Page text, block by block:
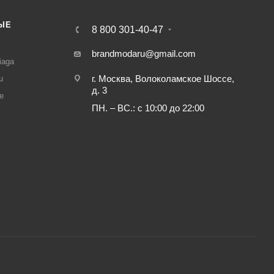
8 800 301-40-47
brandmodaru@gmail.com
г. Москва, Волоколамское Шоссе,
д. 3
ПН. – ВС.: с 10:00 до 22:00